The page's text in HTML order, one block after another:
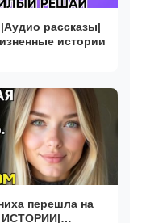
рассказы|
истории
перешла на
ИСТОРИИ|